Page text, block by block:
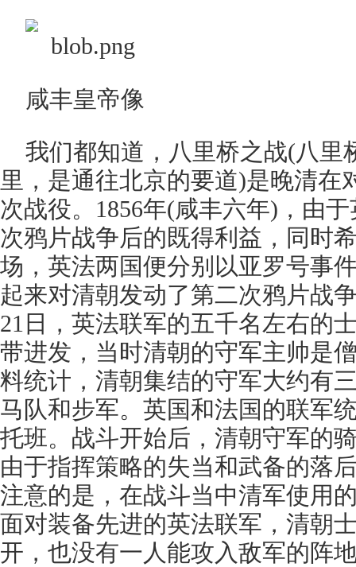
咸丰皇帝像
我们都知道，八里桥之战(八里
里，是通往北京的要道)是晚清在
次战役。1856年(咸丰六年)，由
次鸦片战争后的既得利益，同时
场，英法两国便分别以亚罗号事
起来对清朝发动了第二次鸦片战
21日，英法联军的五千名左右的
带进发，当时清朝的守军主帅是
料统计，清朝集结的守军大约有
马队和步军。英国和法国的联军
托班。战斗开始后，清朝守军的
由于指挥策略的失当和武备的落
注意的是，在战斗当中清军使用
面对装备先进的英法联军，清朝
开，也没有一人能攻入敌军的阵